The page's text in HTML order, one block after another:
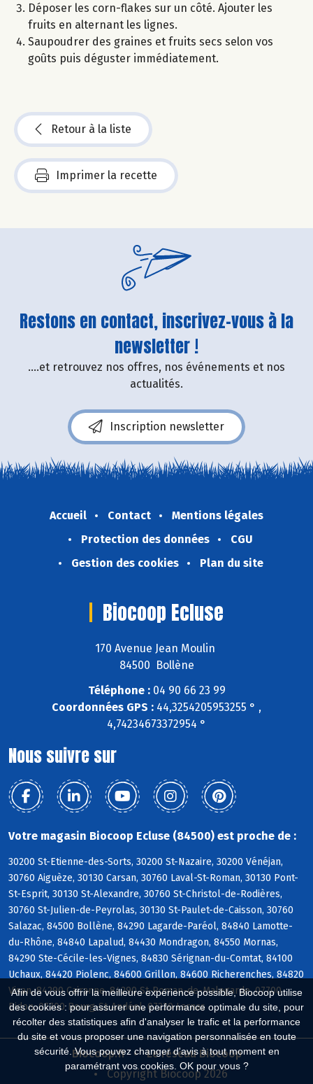
Afin de vous offrir la meilleure expérience possible, Biocoop utilise
des cookies : pour assurer une performance optimale du site, pour
récolter des statistiques afin d'analyser le trafic et la performance
du site et vous proposer une navigation personnalisée en toute
sécurité. Vous pouvez changer d'avis à tout moment en
paramétrant vos cookies. OK pour vous ?
Déposer les corn-flakes sur un côté. Ajouter les
fruits en alternant les lignes.
Saupoudrer des graines et fruits secs selon vos
goûts puis déguster immédiatement.
Retour à la liste
Imprimer la recette
Restons en contact, inscrivez-vous à la
newsletter !
....et retrouvez nos offres, nos événements et nos
actualités.
Inscription newsletter
Accueil Contact
Mentions légales
Protection des données
CGU
Gestion des cookies
Plan du site
Biocoop Ecluse
170 Avenue Jean Moulin
84500 Bollène
Téléphone :04 90 66 23 99
Coordonnées GPS : 44,3254205953255 ° ,
4,74234673372954 °
Nous suivre sur
Votre magasin Biocoop Ecluse (84500) est proche de :
30200 St-Etienne-des-Sorts, 30200 St-Nazaire, 30200 Vénéjan,
30760 Aiguèze, 30130 Carsan, 30760 Laval-St-Roman, 30130 Pont-
St-Esprit, 30130 St-Alexandre, 30760 St-Christol-de-Rodières,
30760 St-Julien-de-Peyrolas, 30130 St-Paulet-de-Caisson, 30760
Salazac, 84500 Bollène, 84290 Lagarde-Paréol, 84840 Lamotte-
du-Rhône, 84840 Lapalud, 84430 Mondragon, 84550 Mornas,
84290 Ste-Cécile-les-Vignes, 84830 Sérignan-du-Comtat, 84100
Uchaux, 84420 Piolenc, 84600 Grillon, 84600 Richerenches, 84820
Visan, 84290 Cairanne, 84290 St-Roman-de-Malegarde, 07700
Bidon, 07700 Bourg-St-Andéol, 07220 Larnas
Biocoop.fr
Le réseau Biocoop
Copyright Biocoop 2026